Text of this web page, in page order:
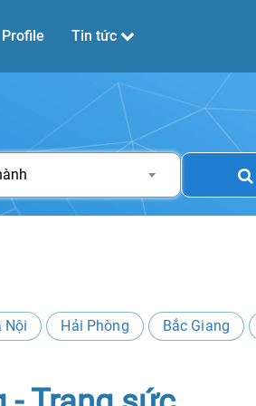
Profile Tin tức
Nội Hải Phòng Bắc Giang